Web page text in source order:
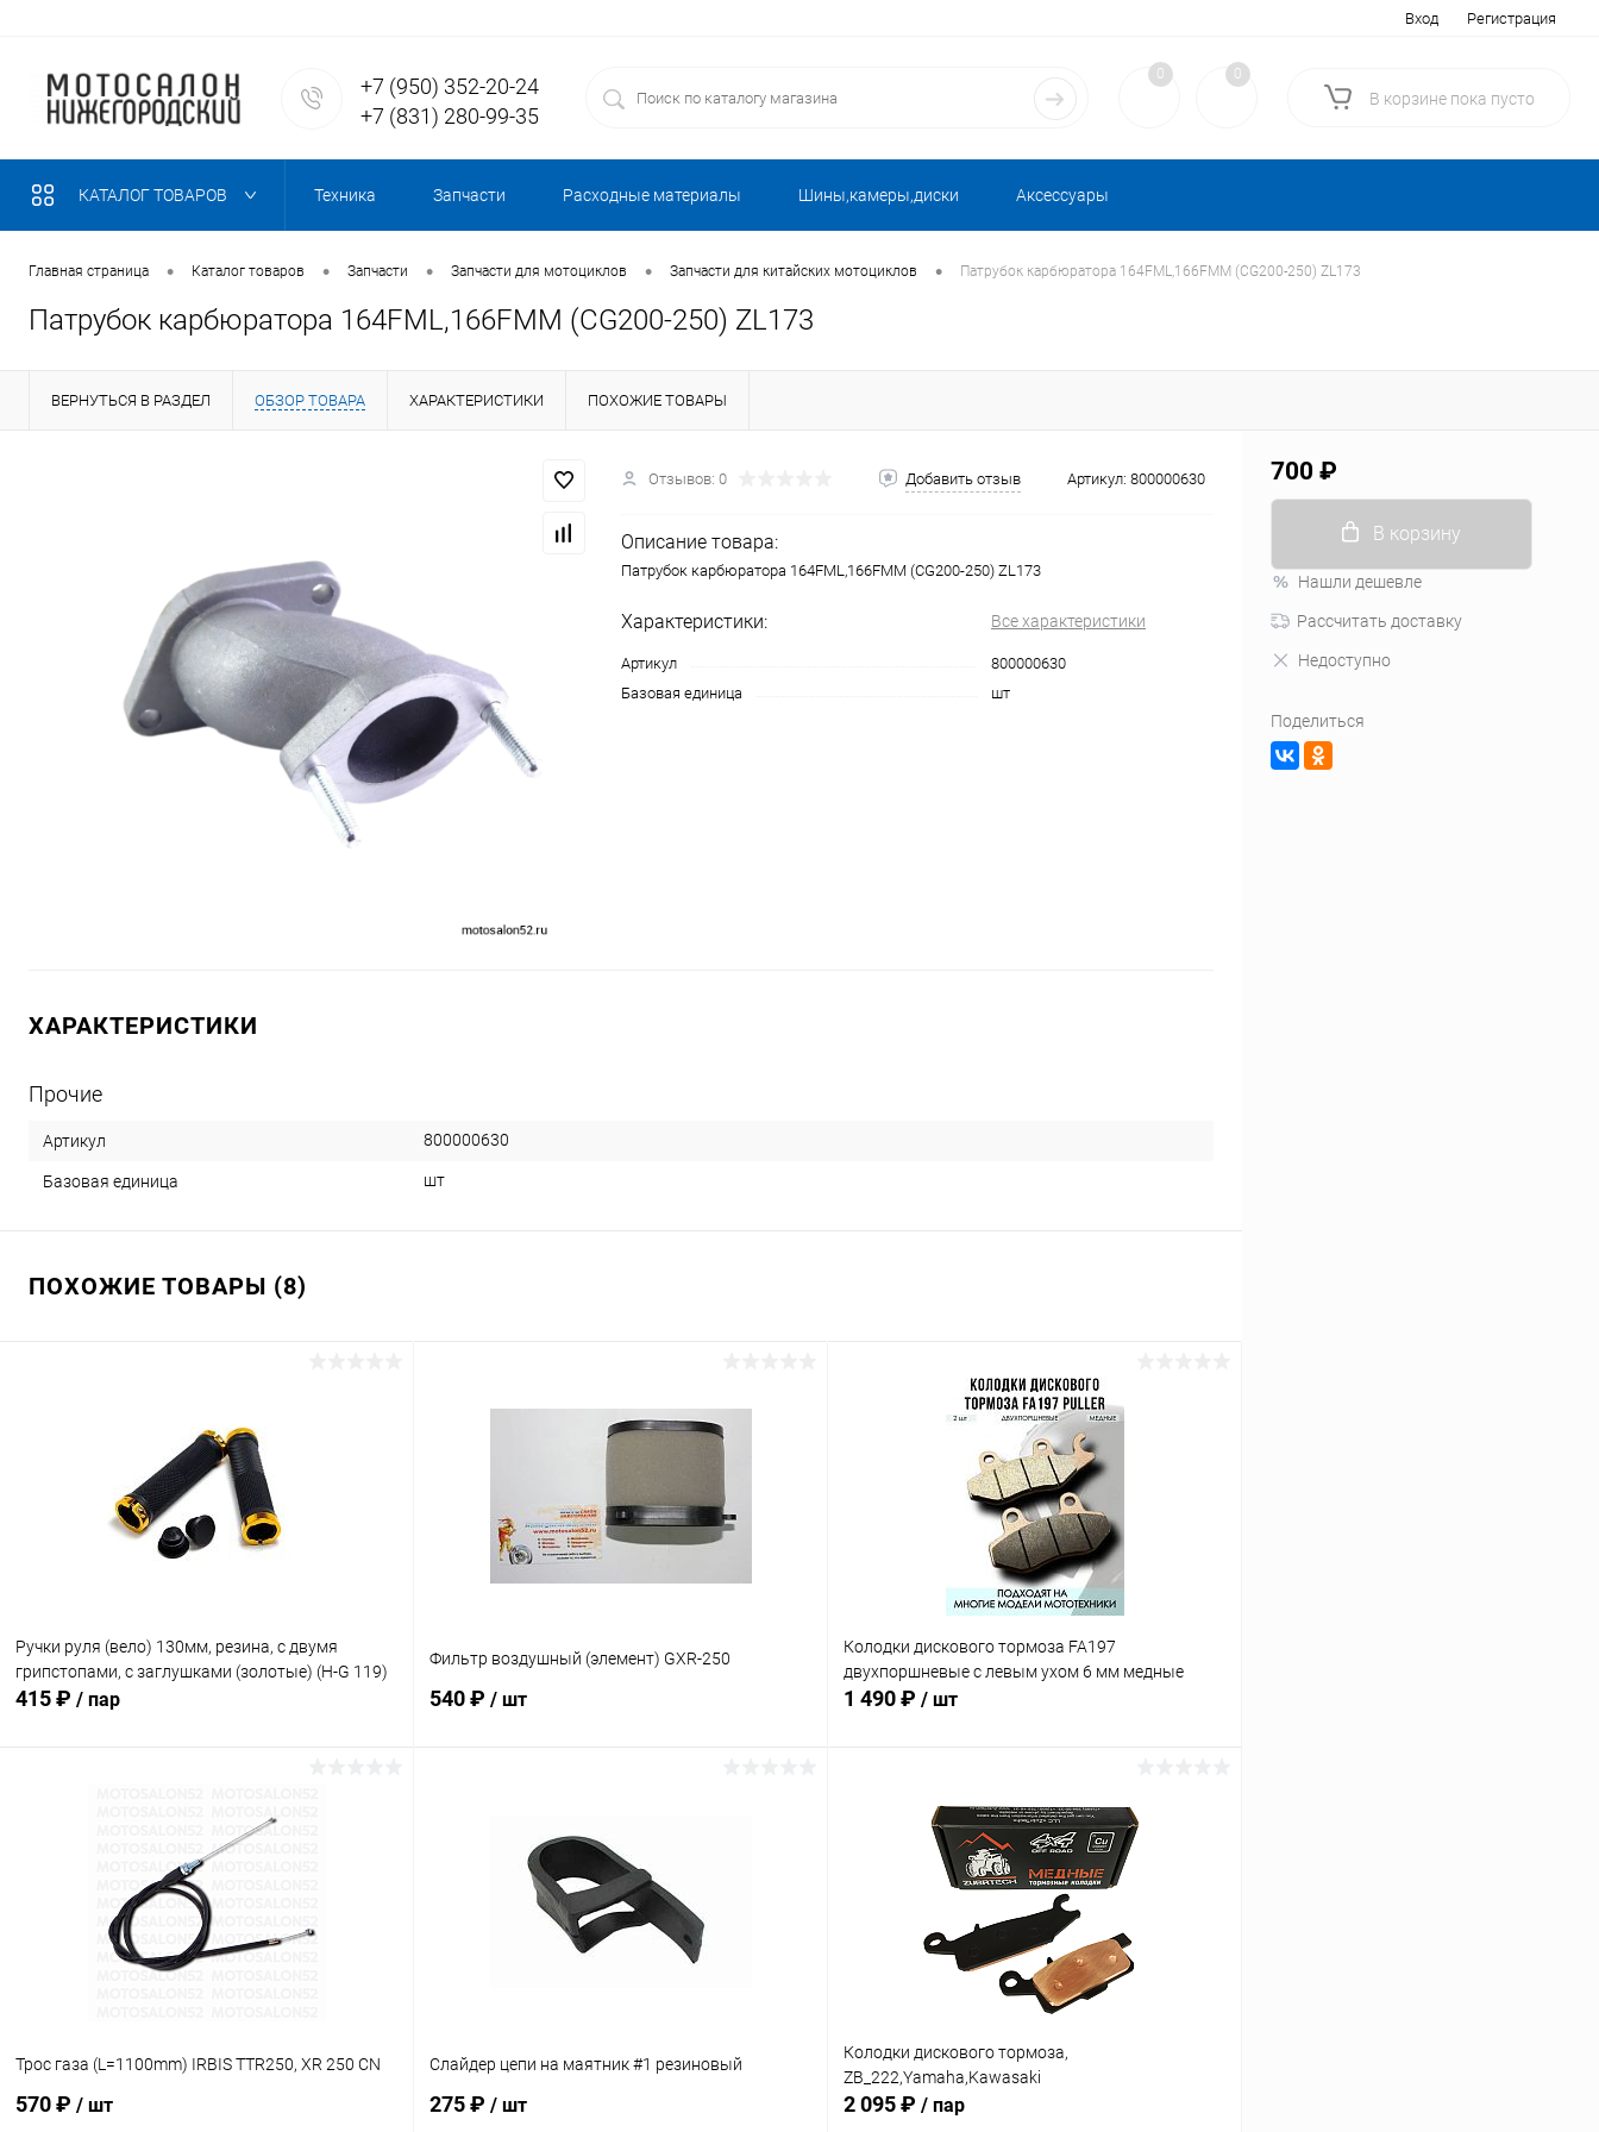
Вход Регистрация
+7 (950) 352-20-24
+7 (831) 280-99-35
0 0
В корзине пока пусто
КАТАЛОГ ТОВАРОВ Техника Запчасти Расходные материалы Шины,камеры,диски Аксессуары
Главная страница • Каталог товаров • Запчасти • Запчасти для мотоциклов • Запчасти для китайских мотоциклов • Патрубок карбюратора 164FML,166FMM (CG200-250) ZL173
Патрубок карбюратора 164FML,166FMM (CG200-250) ZL173
ВЕРНУТЬСЯ В РАЗДЕЛ ОБЗОР ТОВАРА ХАРАКТЕРИСТИКИ ПОХОЖИЕ ТОВАРЫ
Отзывов: 0 Добавить отзыв Артикул: 800000630
Описание товара:
Патрубок карбюратора 164FML,166FMM (CG200-250) ZL173
Характеристики: Все характеристики
Артикул
800000630
Базовая единица
шт
ХАРАКТЕРИСТИКИ
Прочие
Артикул 800000630
Базовая единица шт
ПОХОЖИЕ ТОВАРЫ (8)
Ручки руля (вело) 130мм, резина, с двумя
грипстопами, с заглушками (золотые) (H-G 119)
415 ₽ / пар
В избранное
Фильтр воздушный (элемент) GXR-250
540 ₽ / шт
Сравнение
В избранное В наличии
Колодки дискового тормоза FA197
двухпоршневые с левым ухом 6 мм медные
1 490 ₽ / шт
Сравнение
Трос газа (L=1100mm) IRBIS TTR250, XR 250 CN
570 ₽ / шт
Слайдер цепи на маятник #1 резиновый
275 ₽ / шт
Колодки дискового тормоза,
ZB_222,Yamaha,Kawasaki
2 095 ₽ / пар
700 ₽
В корзину
Нашли дешевле
Рассчитать доставку
Недоступно
Поделиться